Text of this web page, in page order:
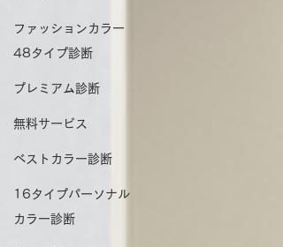
ファッションカラー
48タイプ診断
プレミアム診断
無料サービス
ベストカラー診断
16タイプパーソナル
カラー診断